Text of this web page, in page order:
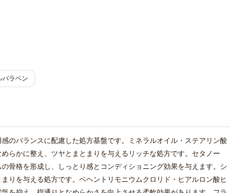
パラベン
のバランスに配慮した処方基盤です。ミネラルオイル・ステアリン酸
らかに整え、ツヤとまとまりを与えるリッチな処方です。セタノー
骨格を形成し、しっとり感とコンディショニング効果を与えます。シ
りを与える処方です。ベヘントリモニウムクロリド・ヒアルロン酸ヒ